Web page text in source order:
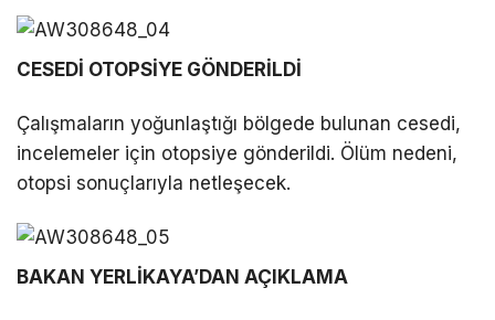
CESEDİ OTOPSİYE GÖNDERİLDİ
Çalışmaların yoğunlaştığı bölgede bulunan cesedi,
incelemeler için otopsiye gönderildi. Ölüm nedeni,
otopsi sonuçlarıyla netleşecek.
BAKAN YERLİKAYA’DAN AÇIKLAMA